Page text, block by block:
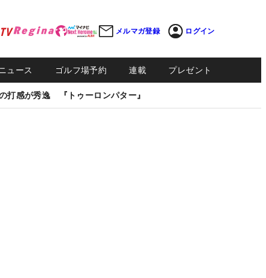
メルマガ登録 ログイン
ュース ゴルフ場予約 連載 プレゼント
打感が秀逸 『トゥーロンパター』